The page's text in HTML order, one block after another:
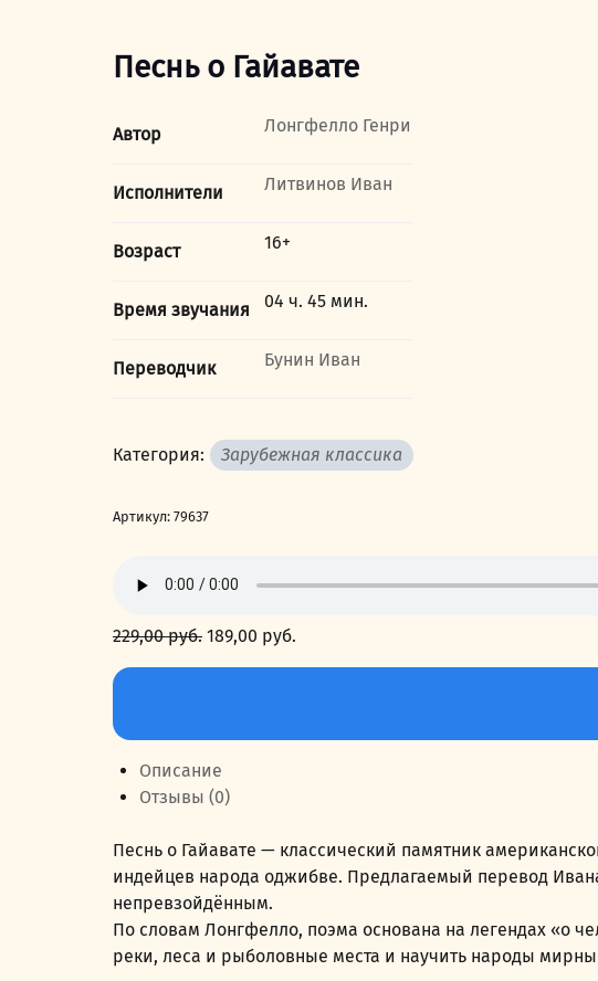
Песнь о Гайавате
Автор Лонгфелло Генри
Исполнители Литвинов Иван
Возраст 16+
Время звучания 04 ч. 45 мин.
Переводчик Бунин Иван
Категория: Зарубежная классика
Артикул: 79637
229,00руб. Первоначальная
189,00 руб.
Количество
Песнь
Описание
Отзывы (0)
Песнь о Гайавате — классический памятник
индейцев народа оджибве. Предлагаемый перевод
непревзойдённым.
По словам Лонгфелло, поэма основана на легендах «о
реки, леса и рыболовные места и научить народы